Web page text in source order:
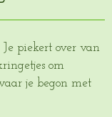
piekert over van
om
je begon met